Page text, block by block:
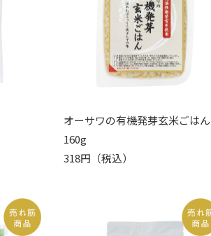
オーサワの有機発芽玄米ごはん
160g
318円（税込）